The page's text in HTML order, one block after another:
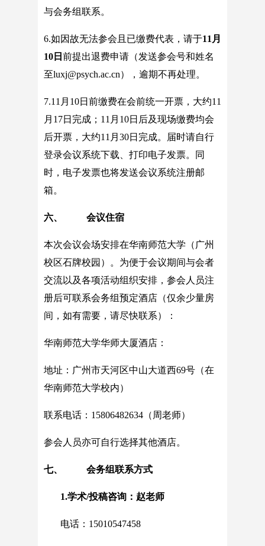
与会务组联系。
6.如因故无法参会且已缴费代表，请于11月
10 日 前提出退费申请（发送参会号和姓名
至luxj@psych.ac.cn），逾期不再处理。
7.11月10日前缴费在会前统一开票，大约11
月17日完成；11月10日后及现场缴费均会
后开票，大约11月30日完成。届时请自行
登录会议系统下载、打印电子发票。同
时，电子发票也将发送会议系统注册邮
箱。
六、 会议住宿
本次会议会场安排在华南师范大学（广州
校区石牌校园）。为便于会议期间与会者
交流以及各项活动组织安排，参会人员注
册后可联系会务组预定酒店（仅余少量房
间，如有需要，请尽快联系）：
华南师范大学华师大厦酒店：
地址：广州市天河区中山大道西69号（在
华南师范大学校内）
联系电话：15806482634（周老师）
参会人员亦可自行选择其他酒店。
七、 会务组联系方式
1.学术/投稿咨询：赵老师
电话：15010547458